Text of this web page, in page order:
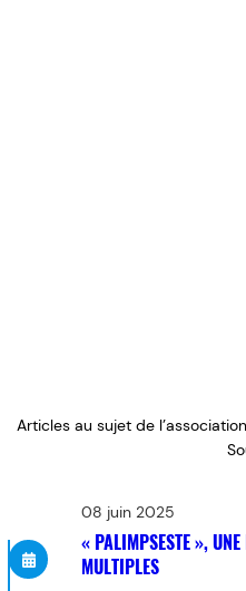
Articles au sujet de
08 juin 2025
« PALIMPSESTE »,
MULTIPLES